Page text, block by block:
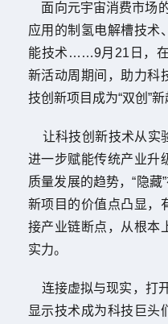
面向元宇宙消费市场
应用的制氢电解槽技术
能技术……9月 21 日 ， 在
新活动周期间，助力科
技创新项目成为“双创 ”新
让科技创新技术从实
进一步赋能传统产业升
质量发展的趋势，“ 隐藏”
新项目的价值点凸显，
接产业链断点，从根本
实力。
连接虚拟与现实，打
显示技术成为科技巨头